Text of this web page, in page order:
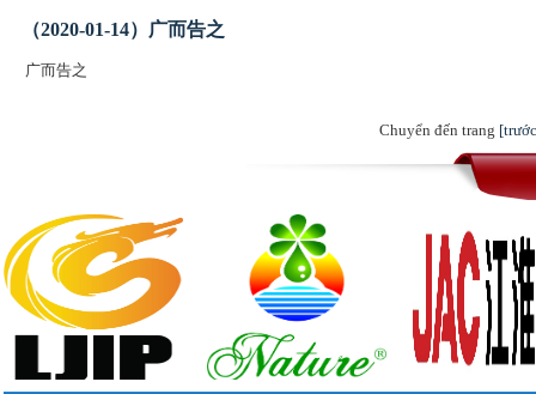
（2020-01-14）广而告之
广而告之
Chuyển đến trang